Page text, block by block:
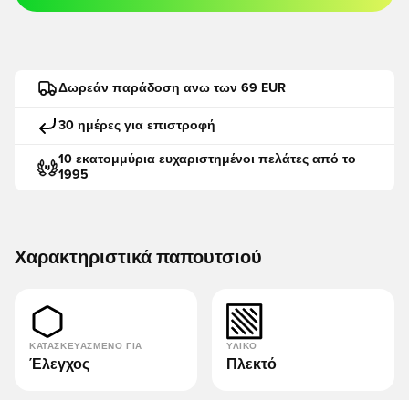
Δωρεάν παράδοση ανω των 69 EUR
30 ημέρες για επιστροφή
10 εκατομμύρια ευχαριστημένοι πελάτες από το
1995
Χαρακτηριστικά παπουτσιού
ΚΑΤΑΣΚΕΥΑΣΜΈΝΟ ΓΙΑ
Έλεγχος
ΥΛΙΚΌ
Πλεκτό